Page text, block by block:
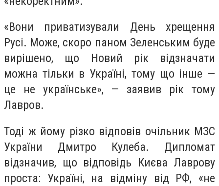
«Вони приватизували День хрещення
Русі. Може, скоро паном Зеленським буде
вирішено, що Новий рік відзначати
можна тільки в Україні, тому що інше —
це не українське», — заявив рік тому
Лавров.
Тоді ж йому різко відповів очільник МЗС
України Дмитро Кулеба. Дипломат
відзначив, що відповідь Києва Лаврову
проста: Україні, на відміну від РФ, «не